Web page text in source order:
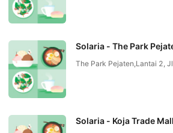
Solaria - The Park
The Park Pejaten,Lantai 2,
Solaria - Koja Trade Mall